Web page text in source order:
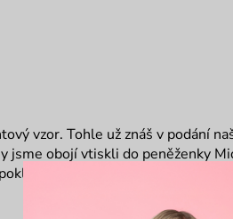
vzor. Tohle už znáš v podání
jsme obojí vtiskli do peněženky
Stačí zapnout zip a víš, že